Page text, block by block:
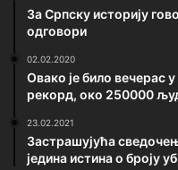
За Српску историју
одговори
02.02.2020
Овако је било вечерас
рекорд, око 250000
23.02.2021
Застрашујућа
једина истина о броју